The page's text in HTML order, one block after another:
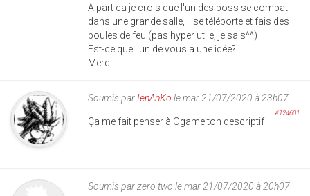
A part ca je crois que l'un des boss se combat
dans une grande salle, il se téléporte et fais des
boules de feu (pas hyper utile, je sais^^)
Est-ce que l'un de vous a une idée?
Merci
Soumis par IenAnKo le mar 21/07/2020 à 23h07
#124601
Ça me fait penser à Ogame ton descriptif
Soumis parzero two le mar 21/07/2020 à 20h07